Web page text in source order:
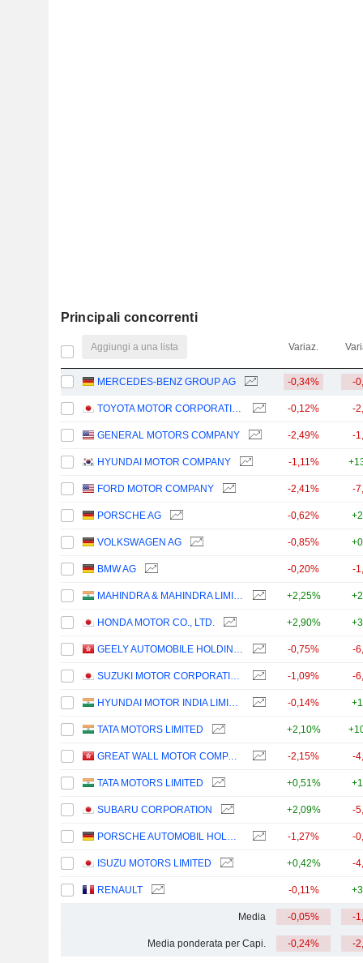
Principali concorrenti
Aggiungi a una lista Variaz.
MERCEDES-BENZ GROUP AG -0,34% -
TOYOTA MOTOR CORPORATION -0,12% -
GENERAL MOTORS COMPANY -2,49% -
HYUNDAI MOTOR COMPANY -1,11%
FORD MOTOR COMPANY -2,41% -
PORSCHE AG -0,62%
VOLKSWAGEN AG -0,85%
BMW AG -0,20% -
MAHINDRA & MAHINDRA LIMITED +2,25%
HONDA MOTOR CO., LTD. +2,90%
GEELY AUTOMOBILE HOLDINGS LIMITED -0,75% -
SUZUKI MOTOR CORPORATION -1,09% -
HYUNDAI MOTOR INDIA LIMITED -0,14%
TATA MOTORS LIMITED +2,10%
GREAT WALL MOTOR COMPANY LIMITED -2,15% -
TATA MOTORS LIMITED +0,51%
SUBARU CORPORATION +2,09% -
PORSCHE AUTOMOBIL HOLDING SE -1,27% -
ISUZU MOTORS LIMITED +0,42% -
RENAULT -0,11%
Media -0,05% -
Media ponderata per Capi. -0,24% -